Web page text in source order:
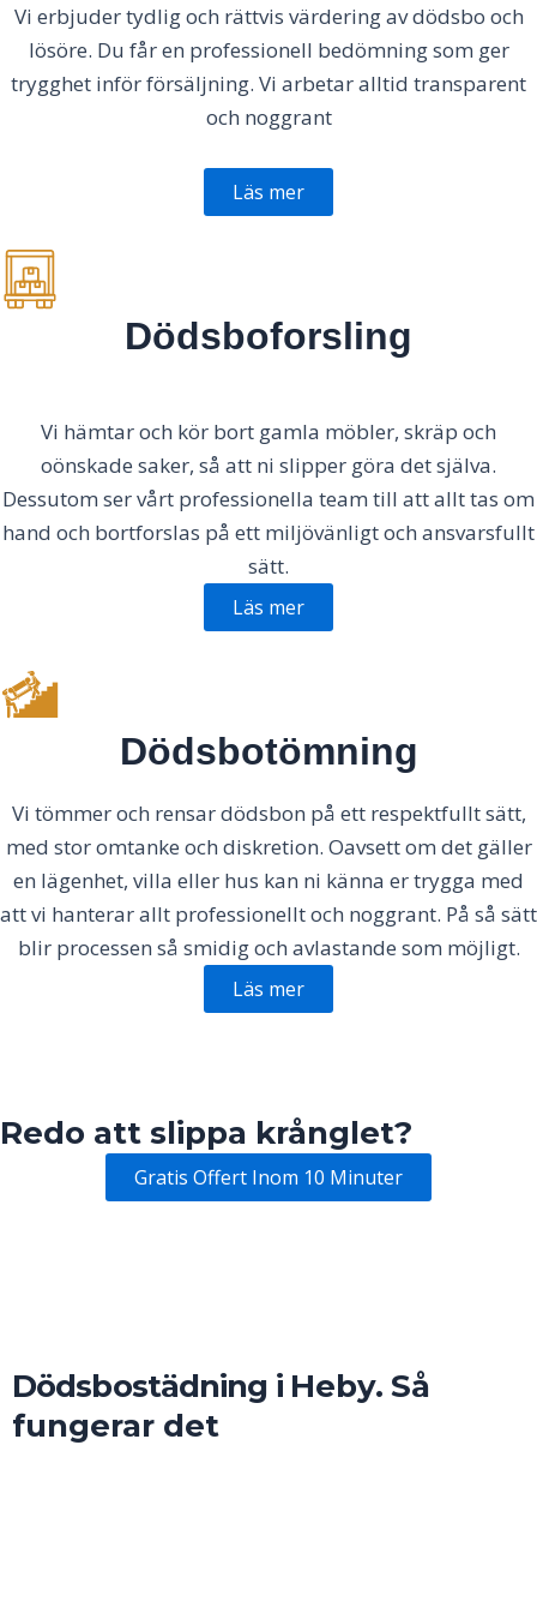
Vi erbjuder tydlig och rättvis värdering av dödsbo och
lösöre. Du får en professionell bedömning som ger
trygghet inför försäljning. Vi arbetar alltid transparent
och noggrant
Läs mer
Dödsboforsling
Vi hämtar och kör bort gamla möbler, skräp och
oönskade saker, så att ni slipper göra det själva.
Dessutom ser vårt professionella team till att allt tas om
hand och bortforslas på ett miljövänligt och ansvarsfullt
sätt.
Läs mer
Dödsbotömning
Vi tömmer och rensar dödsbon på ett respektfullt sätt,
med stor omtanke och diskretion. Oavsett om det gäller
en lägenhet, villa eller hus kan ni känna er trygga med
att vi hanterar allt professionellt och noggrant. På så sätt
blir processen så smidig och avlastande som möjligt.
Läs mer
Redo att slippa krånglet?
Gratis Offert Inom 10 Minuter
Dödsbostädning i Heby. Så
fungerar det